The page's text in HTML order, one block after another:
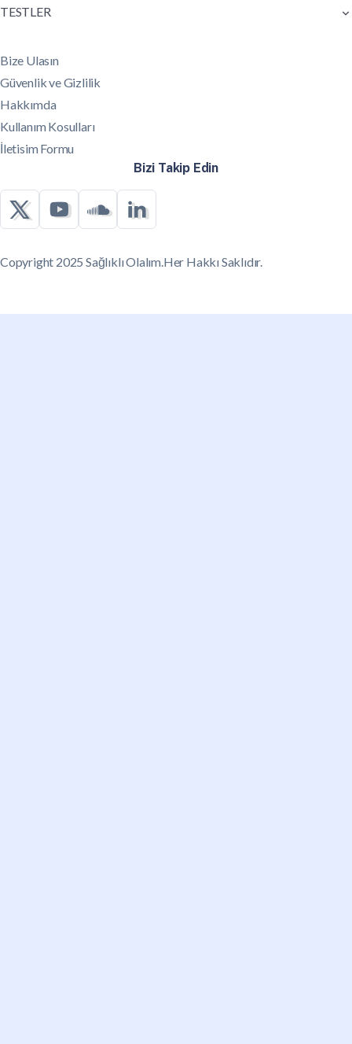
TESTLER
Bize Ulasın
Güvenlik ve Gizlilik
Hakkımda
Kullanım Kosulları
İletisim Formu
Bizi Takip Edin
Copyright 2025 Sağlıklı Olalım.Her Hakkı Saklıdır.